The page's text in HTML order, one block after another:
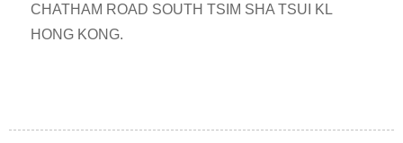
CHATHAM ROAD SOUTH TSIM SHA TSUI KL
HONG KONG.